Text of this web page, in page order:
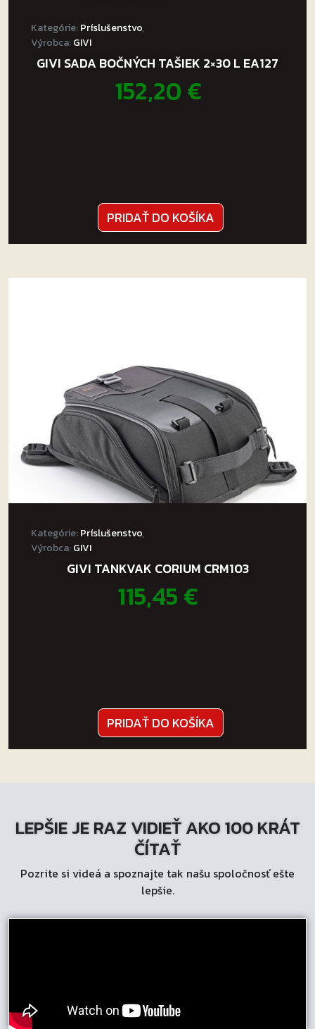
Kategórie:Príslušenstvo,
Výrobca:GIVI
GIVI SADA BOČNÝCH TAŠIEK 2×30 L EA127
152,20€
PRIDAŤ DO KOŠÍKA
Kategórie:Príslušenstvo,
Výrobca:GIVI
GIVI TANKVAK CORIUM CRM103
115,45€
PRIDAŤ DO KOŠÍKA
LEPŠIE JE RAZ VIDIEŤ AKO 100 KRÁT
ČÍTAŤ
Pozrite si videá a spoznajte tak našu spoločnosť ešte
lepšie.